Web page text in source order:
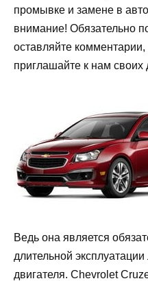
промывке и замене в
внимание! Обязательно
оставляйте
приглашайте к нам своих
Ведь она является
длительной
двигателя. Chevrolet